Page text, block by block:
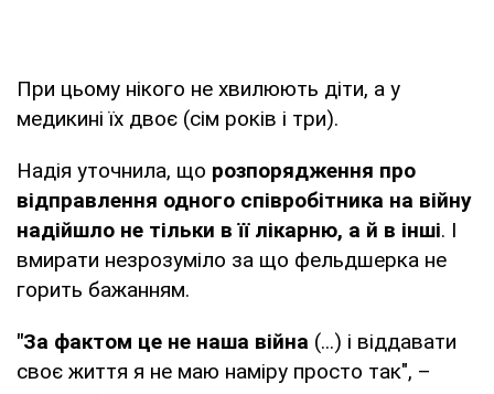
При цьому нікого не хвилюють діти, а у
медикині їх двоє (сім років і три).
Надія уточнила, що розпорядження про
відправлення одного співробітника на війну
надійшло не тільки в її лікарню, а й в інші. І
вмирати незрозуміло за що фельдшерка не
горить бажанням.
"За фактом це не наша війна (...) і віддавати
своє життя я не маю наміру просто так", –